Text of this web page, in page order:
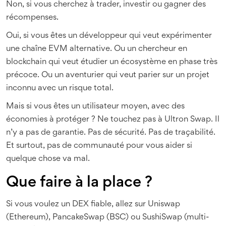
Non, si vous cherchez à trader, investir ou gagner des
récompenses.
Oui, si vous êtes un développeur qui veut expérimenter
une chaîne EVM alternative. Ou un chercheur en
blockchain qui veut étudier un écosystème en phase très
précoce. Ou un aventurier qui veut parier sur un projet
inconnu avec un risque total.
Mais si vous êtes un utilisateur moyen, avec des
économies à protéger ? Ne touchez pas à Ultron Swap. Il
n’y a pas de garantie. Pas de sécurité. Pas de traçabilité.
Et surtout, pas de communauté pour vous aider si
quelque chose va mal.
Que faire à la place ?
Si vous voulez un DEX fiable, allez sur Uniswap
(Ethereum), PancakeSwap (BSC) ou SushiSwap (multi-